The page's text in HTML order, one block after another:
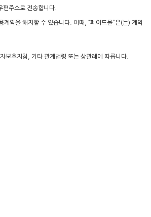
주소로 전송합니다.
계약을 해지할 수 있습니다. 이때, “페어드몰”은(는) 계약
보호지침, 기타 관계법령 또는 상관례에 따릅니다.